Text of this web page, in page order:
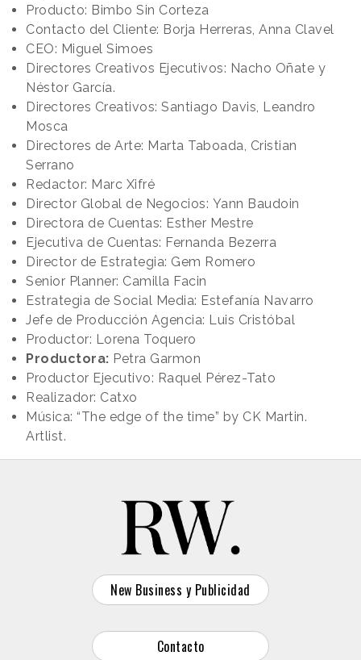
Producto: Bimbo Sin Corteza
Contacto del Cliente: Borja Herreras, Anna Clavel
CEO: Miguel Simoes
Directores Creativos Ejecutivos: Nacho Oñate y
Néstor García.
Directores Creativos: Santiago Davis, Leandro
Mosca
Directores de Arte: Marta Taboada, Cristian
Serrano
Redactor: Marc Xifré
Director Global de Negocios: Yann Baudoin
Directora de Cuentas: Esther Mestre
Ejecutiva de Cuentas: Fernanda Bezerra
Director de Estrategia: Gem Romero
Senior Planner: Camilla Facin
Estrategia de Social Media: Estefanía Navarro
Jefe de Producción Agencia: Luis Cristóbal
Productor: Lorena Toquero
Productora: Petra Garmon
Productor Ejecutivo: Raquel Pérez-Tato
Realizador: Catxo
Música: “The edge of the time” by CK Martin.
Artlist.
New Business y Publicidad
Contacto